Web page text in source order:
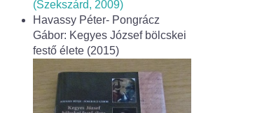
(Szekszárd, 2009)
Havassy Péter- Pongrácz
Gábor: Kegyes József bölcskei
festő élete (2015)